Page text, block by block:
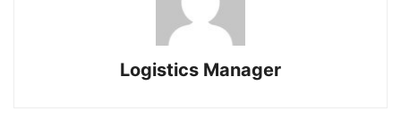
Logistics Manager